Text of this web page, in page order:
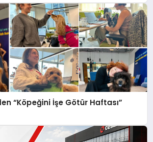
“Köpeğini İşe Götür Haftası”